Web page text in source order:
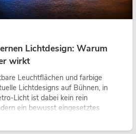
Lichtdesign: Warum
wirkt
Leuchtflächen und farbige
Lichtdesigns auf Bühnen, in
Licht ist dabei kein rein
ein bewusst eingesetztes
Atmosphäre, gibt Szenen
LED-Setups emotionaler